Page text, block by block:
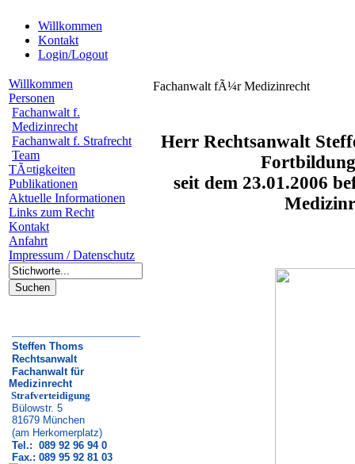
Willkommen
Kontakt
Login/Logout
Willkommen
Personen
Fachanwalt f.
Medizinrecht
Fachanwalt f. Strafrecht
Team
TÃ¤tigkeiten
Publikationen
Aktuelle Informationen
Links zum Recht
Kontakt
Anfahrt
Impressum / Datenschutz
Steffen Thoms
Rechtsanwalt
Fachanwalt für
Medizinrecht
Strafverteidigung
Bülowstr. 5
81679 München
(am Herkomerplatz)
Tel.: 089 92 96 94 0
Fax.: 089 95 92 81 03
Fachanwalt fÃ¼r Medizinrecht
Herr Rechtsanwalt
seit dem 23.01.2006